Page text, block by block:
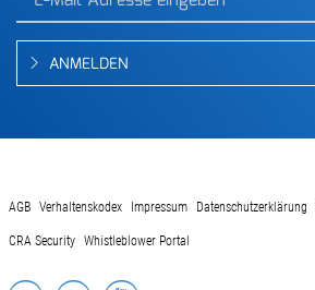
ANMELDEN
AGB Verhaltenskodex Impressum Datenschutzerklärung
CRA Security Whistleblower Portal